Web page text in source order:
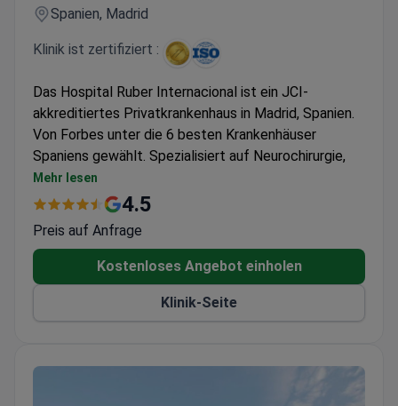
Spanien, Madrid
Klinik ist zertifiziert :
Das Hospital Ruber Internacional ist ein JCI-
akkreditiertes Privatkrankenhaus in Madrid, Spanien.
Von Forbes unter die 6 besten Krankenhäuser
Spaniens gewählt. Spezialisiert auf Neurochirurgie,
Orthopädie und Kardiologie.
Allein im Jahr 2022 wurden über 6.000 Operationen
Ausgestattet mit Gamma Knife ICON, CyberKnife,
Da Vinci Xi und 3-Tesla-MRT.
Behandelt Erwachsene und Kinder, verfügt über
108 Privatzimmer und 15 Luxussuiten.
ISO 9001, ISO 14001 und ISO 50001 zertifiziert
Mehr lesen
4.5
Preis auf Anfrage
Kostenloses Angebot einholen
Klinik-Seite